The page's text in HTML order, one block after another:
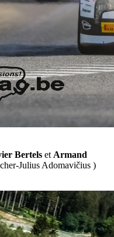
Bertels etArmand
Julius Adomavičius )